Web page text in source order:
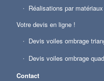
Réalisations par matériaux
Votre devis en ligne !
Devis voiles ombrage
Devis voiles ombrage
Contact